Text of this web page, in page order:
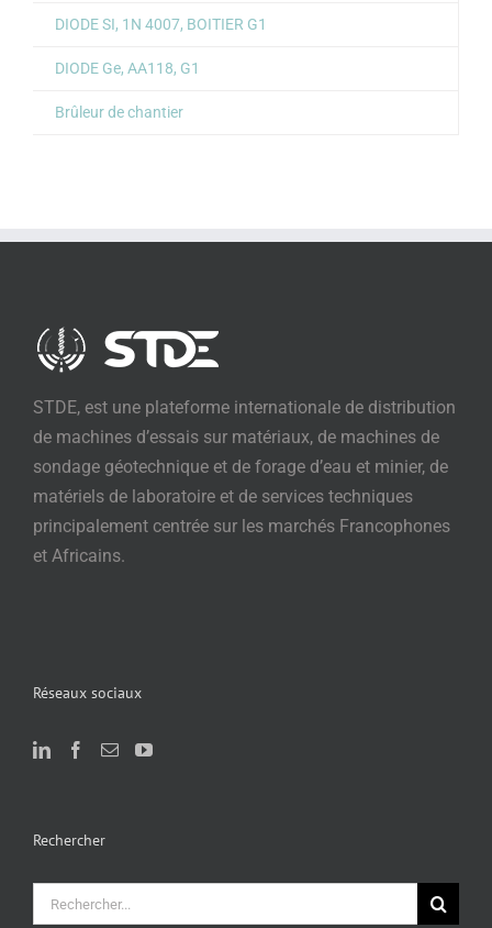
DIODE SI, 1N 4007, BOITIER G1
DIODE Ge, AA118, G1
Brûleur de chantier
STDE, est une plateforme internationale de distribution
de machines d’essais sur matériaux, de machines de
sondage géotechnique et de forage d’eau et minier, de
matériels de laboratoire et de services techniques
principalement centrée sur les marchés Francophones
et Africains.
Réseaux sociaux
Rechercher
Rechercher: